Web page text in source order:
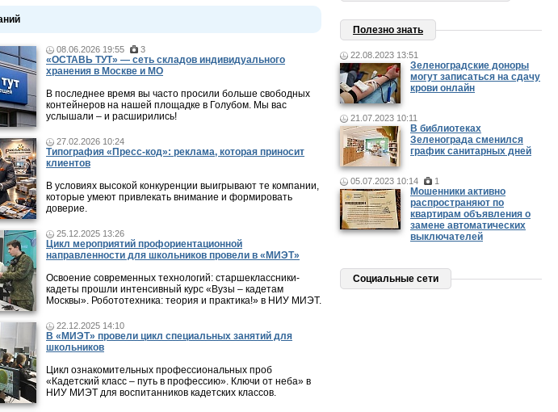
08.06.2026 19:55 3
«ОСТАВЬ ТУТ» — сеть складов индивидуального
хранения в Москве и МО
В последнее время вы часто просили больше свободных
контейнеров на нашей площадке в Голубом. Мы вас
услышали – и расширились!
27.02.2026 10:24
Типография «Пресс-код»: реклама, которая приносит
клиентов
В условиях высокой конкуренции выигрывают те компании,
которые умеют привлекать внимание и формировать
доверие.
25.12.2025 13:26
Цикл мероприятий профориентационной
направленности для школьников провели в «МИЭТ»
Освоение современных технологий: старшеклассники-
кадеты прошли интенсивный курс «Вузы – кадетам
Москвы». Робототехника: теория и практика!» в НИУ МИЭТ.
22.12.2025 14:10
В «МИЭТ» провели цикл специальных занятий для
школьников
Цикл ознакомительных профессиональных проб
«Кадетский класс – путь в профессию». Ключи от неба» в
НИУ МИЭТ для воспитанников кадетских классов.
Полезно знать
22.08.2023 13:51
Зеленоградские доноры
могут записаться на сдачу
крови онлайн
21.07.2023 10:11
В библиотеках
Зеленограда сменился
график санитарных дней
05.07.2023 10:14 1
Мошенники активно
распространяют по
квартирам объявления о
замене автоматических
выключателей
Социальные сети